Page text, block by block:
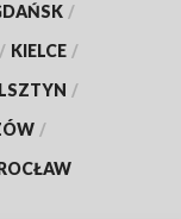
/
/ KIELCE /
/
/